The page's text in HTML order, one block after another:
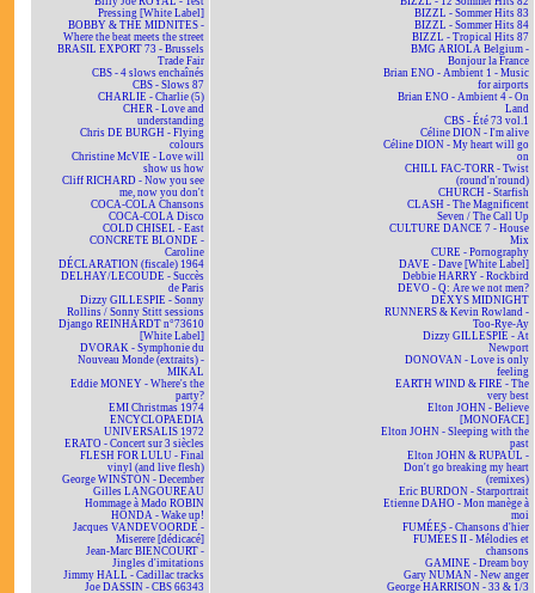
Pressing [White Label]
BOBBY & THE MIDNITES -
Where the beat meets the street
BRASIL EXPORT 73 - Brussels
Trade Fair
CBS - 4 slows enchaînés
CBS - Slows 87
CHARLIE - Charlie (5)
CHER - Love and
understanding
Chris DE BURGH - Flying
colours
Christine McVIE - Love will
show us how
Cliff RICHARD - Now you see
me, now you don't
COCA-COLA Chansons
COCA-COLA Disco
COLD CHISEL - East
CONCRETE BLONDE -
Caroline
DÉCLARATION (fiscale) 1964
DELHAY/LECOUDE - Succès
de Paris
Dizzy GILLESPIE - Sonny
Rollins / Sonny Stitt sessions
Django REINHARDT n°73610
[White Label]
DVORAK - Symphonie du
Nouveau Monde (extraits) -
MIKAL
Eddie MONEY - Where's the
party?
EMI Christmas 1974
ENCYCLOPAEDIA
UNIVERSALIS 1972
ERATO - Concert sur 3 siècles
FLESH FOR LULU - Final
vinyl (and live flesh)
George WINSTON - December
Gilles LANGOUREAU
Hommage à Mado ROBIN
HONDA - Wake up!
Jacques VANDEVOORDE -
Miserere [dédicacé]
Jean-Marc BIENCOURT -
Jingles d'imitations
Jimmy HALL - Cadillac tracks
Joe DASSIN - CBS 66343
BIZZL - Sommer Hits 83
BIZZL - Sommer Hits 84
BIZZL - Tropical Hits 87
BMG ARIOLA Belgium -
Bonjour la France
Brian ENO - Ambient 1 - Music
for airports
Brian ENO - Ambient 4 - On
Land
CBS - Été 73 vol.1
Céline DION - I'm alive
Céline DION - My heart will go
on
CHILL FAC-TORR - Twist
(round'n'round)
CHURCH - Starfish
CLASH - The Magnificent
Seven / The Call Up
CULTURE DANCE 7 - House
Mix
CURE - Pornography
DAVE - Dave [White Label]
Debbie HARRY - Rockbird
DEVO - Q: Are we not men?
DEXYS MIDNIGHT
RUNNERS & Kevin Rowland -
Too-Rye-Ay
Dizzy GILLESPIE - At
Newport
DONOVAN - Love is only
feeling
EARTH WIND & FIRE - The
very best
Elton JOHN - Believe
[MONOFACE]
Elton JOHN - Sleeping with the
past
Elton JOHN & RUPAUL -
Don't go breaking my heart
(remixes)
Eric BURDON - Starportrait
Etienne DAHO - Mon manège à
moi
FUMÉES - Chansons d'hier
FUMÉES II - Mélodies et
chansons
GAMINE - Dream boy
Gary NUMAN - New anger
George HARRISON - 33 & 1/3